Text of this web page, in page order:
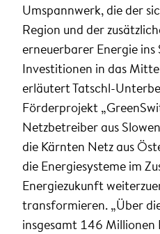
Umspannwerk, die der
Region und der
erneuerbarer Energie
Investitionen in das
erläutert Tatschl-
Förderprojekt
Netzbetreiber aus
die Kärnten Netz aus
die Energiesysteme im
Energiezukunft
transformieren. „Über
insgesamt 146 Millionen